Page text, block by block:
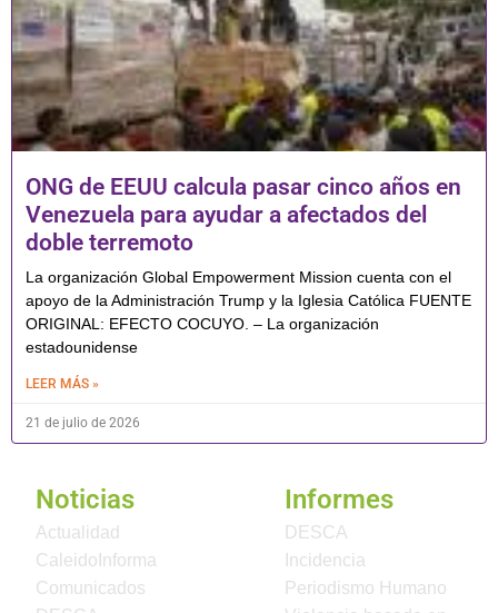
ONG de EEUU calcula pasar cinco años en
Venezuela para ayudar a afectados del
doble terremoto
La organización Global Empowerment Mission cuenta con el
apoyo de la Administración Trump y la Iglesia Católica FUENTE
ORIGINAL: EFECTO COCUYO. – La organización
estadounidense
LEER MÁS »
21 de julio de 2026
Noticias
Actualidad
CaleidoInforma
Comunicados
Informes
DESCA
Incidencia
Periodismo Humano